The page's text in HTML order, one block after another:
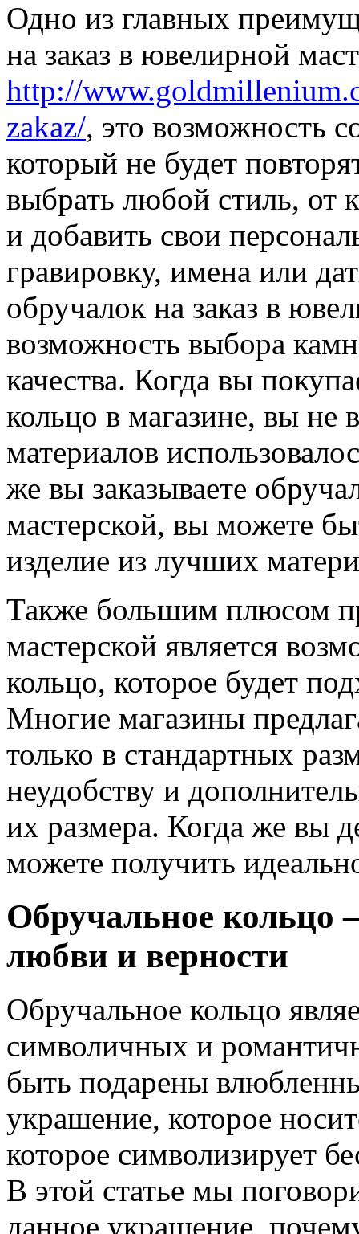
Одно из главных
на заказ в ювелирной
http://
zakaz/, это возможность
который не будет
выбрать любой стиль, от
и добавить свои
гравировку, имена или
обручалок на заказ в
возможность выбора
качества. Когда вы
кольцо в магазине, вы не
материалов
же вы заказываете
мастерской, вы можете
изделие из лучших
Также большим плюсом
мастерской является
кольцо, которое будет
Многие магазины
только в стандартных
неудобству и
их размера. Когда же вы
можете получить
Обручальное кольцо
любви и верности
Обручальное кольцо
символичных и
быть подарены
украшение, которое
которое символизирует
В этой статье мы
данное украшение,